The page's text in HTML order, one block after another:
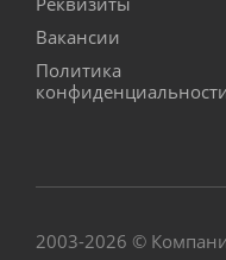
Вакансии
Политика
2003-2026 ©